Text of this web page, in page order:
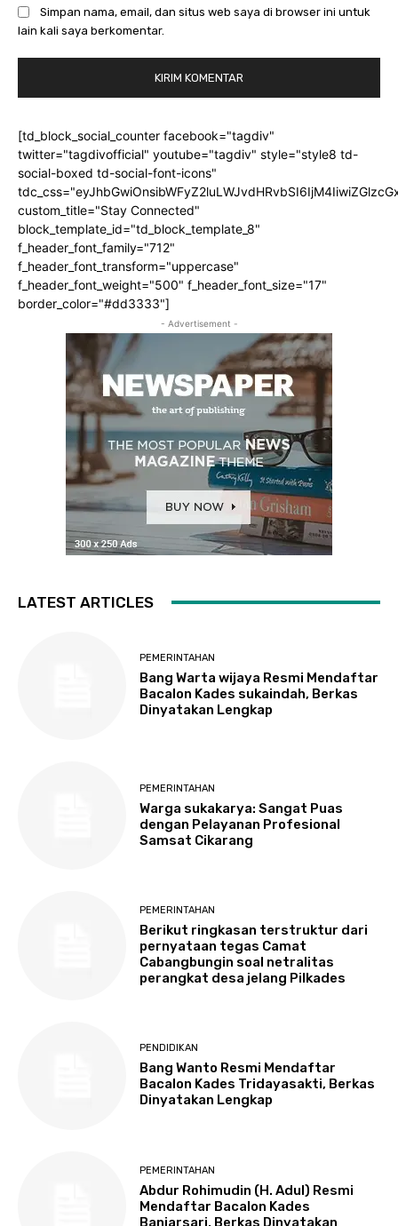
Simpan nama, email, dan situs web saya di browser ini untuk
lain kali saya berkomentar.
[td_block_social_counter facebook="tagdiv"
twitter="tagdivofficial" youtube="tagdiv" style="style8 td-
social-boxed td-social-font-icons"
custom_title="Stay Connected"
block_template_id="td_block_template_8"
f_header_font_family="712"
f_header_font_transform="uppercase"
f_header_font_weight="500" f_header_font_size="17"
border_color="#dd3333"]
- Advertisement -
LATEST ARTICLES
PEMERINTAHAN
Bang Warta wijaya Resmi Mendaftar
Bacalon Kades sukaindah, Berkas
Dinyatakan Lengkap
PEMERINTAHAN
Warga sukakarya: Sangat Puas
dengan Pelayanan Profesional
Samsat Cikarang
PEMERINTAHAN
Berikut ringkasan terstruktur dari
pernyataan tegas Camat
Cabangbungin soal netralitas
perangkat desa jelang Pilkades
PENDIDIKAN
Bang Wanto Resmi Mendaftar
Bacalon Kades Tridayasakti, Berkas
Dinyatakan Lengkap
PEMERINTAHAN
Abdur Rohimudin (H. Adul) Resmi
Mendaftar Bacalon Kades
Banjarsari, Berkas Dinyatakan